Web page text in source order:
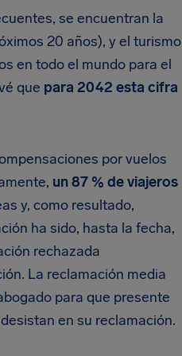
se encuentran la
20 años), y el turismo
en todo el mundo para el
que para 2042 esta cifra
por vuelos
un 87 % de viajeros
y, como resultado,
ha sido, hasta la fecha,
rechazada
La reclamación media
para que presente
en su reclamación.